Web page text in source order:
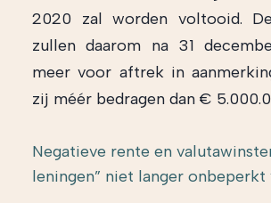
2020 zal worden voltooid.
zullen daarom na 31
meer voor aftrek in
zij méér bedragen dan €
Negatieve rente en
leningen” niet langer